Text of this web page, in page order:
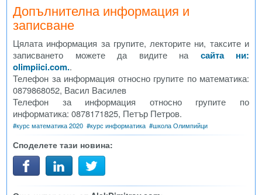
Допълнителна информация и
записване
Цялата информация за групите, лекторите ни, таксите и
записването можете да видите на сайта ни:
olimpiici.com..
Телефон за информация относно групите по математика:
0879868052, Васил Василев
Телефон за информация относно групите по
информатика: 0878171825, Петър Петров.
#курс математика 2020 #курс информатика #школа Олимпийци
Споделете тази новина: